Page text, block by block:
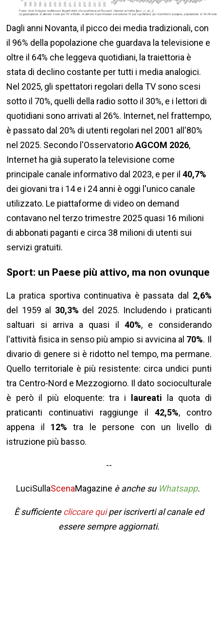
Dagli anni Novanta, il picco dei media tradizionali, con
il 96% della popolazione che guardava la televisione e
oltre il 64% che leggeva quotidiani, la traiettoria è
stata di declino costante per tutti i media analogici.
Nel 2025, gli spettatori regolari della TV sono scesi
sotto il 70%, quelli della radio sotto il 30%, e i lettori di
quotidiani sono arrivati al 26%. Internet, nel frattempo,
è passato dal 20% di utenti regolari nel 2001 all'80%
nel 2025. Secondo l'OsservatorioAGCOM 2026,
Internet ha già superato la televisione come
principale canale informativo dal 2023, e per il40,7%
dei giovani tra i 14 e i 24 anni è oggi l'unico canale
utilizzato. Le piattaforme di video on demand
contavano nel terzo trimestre 2025 quasi 16 milioni
di abbonati paganti e circa 38 milioni di utenti sui
servizi gratuiti.
Sport: un Paese più attivo, ma non ovunque
La pratica sportiva continuativa è passata dal 2,6%
del 1959 al 30,3% del 2025. Includendo i praticanti
saltuari si arriva a quasi il40%, e considerando
l'attività fisica in senso più ampio si avvicina al 70%. Il
divario di genere si è ridotto nel tempo, ma permane.
Quello territoriale è più resistente: circa undici punti
tra Centro-Nord e Mezzogiorno. Il dato socioculturale
è però il più eloquente: tra i
laureati la quota di
praticanti continuativi raggiunge il 42,5%, contro
appena il 12% tra le persone con un livello di
istruzione più basso.
--
LuciSullaScenaMagazine è anche su Whatsapp.
È sufficientecliccare quiper iscriverti al canale ed
essere sempre aggiornati.